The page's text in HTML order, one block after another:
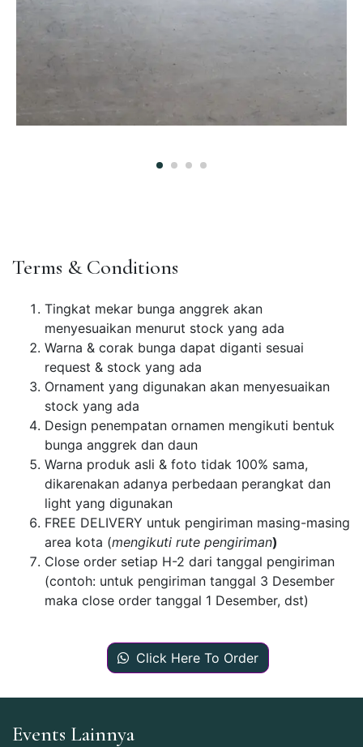
Terms & Conditions
Tingkat mekar bunga anggrek akan
menyesuaikan menurut stock yang ada
Warna & corak bunga dapat diganti sesuai
request & stock yang ada
Ornament yang digunakan akan menyesuaikan
stock yang ada
Design penempatan ornamen mengikuti bentuk
bunga anggrek dan daun
Warna produk asli & foto tidak 100% sama,
dikarenakan adanya perbedaan perangkat dan
light yang digunakan
FREE DELIVERY untuk pengiriman masing-masing
area kota (mengikuti rute pengiriman)
Close order setiap H-2 dari tanggal pengiriman
(contoh: untuk pengiriman tanggal 3 Desember
maka close order tanggal 1 Desember, dst)
Click Here To Order
Events Lainnya